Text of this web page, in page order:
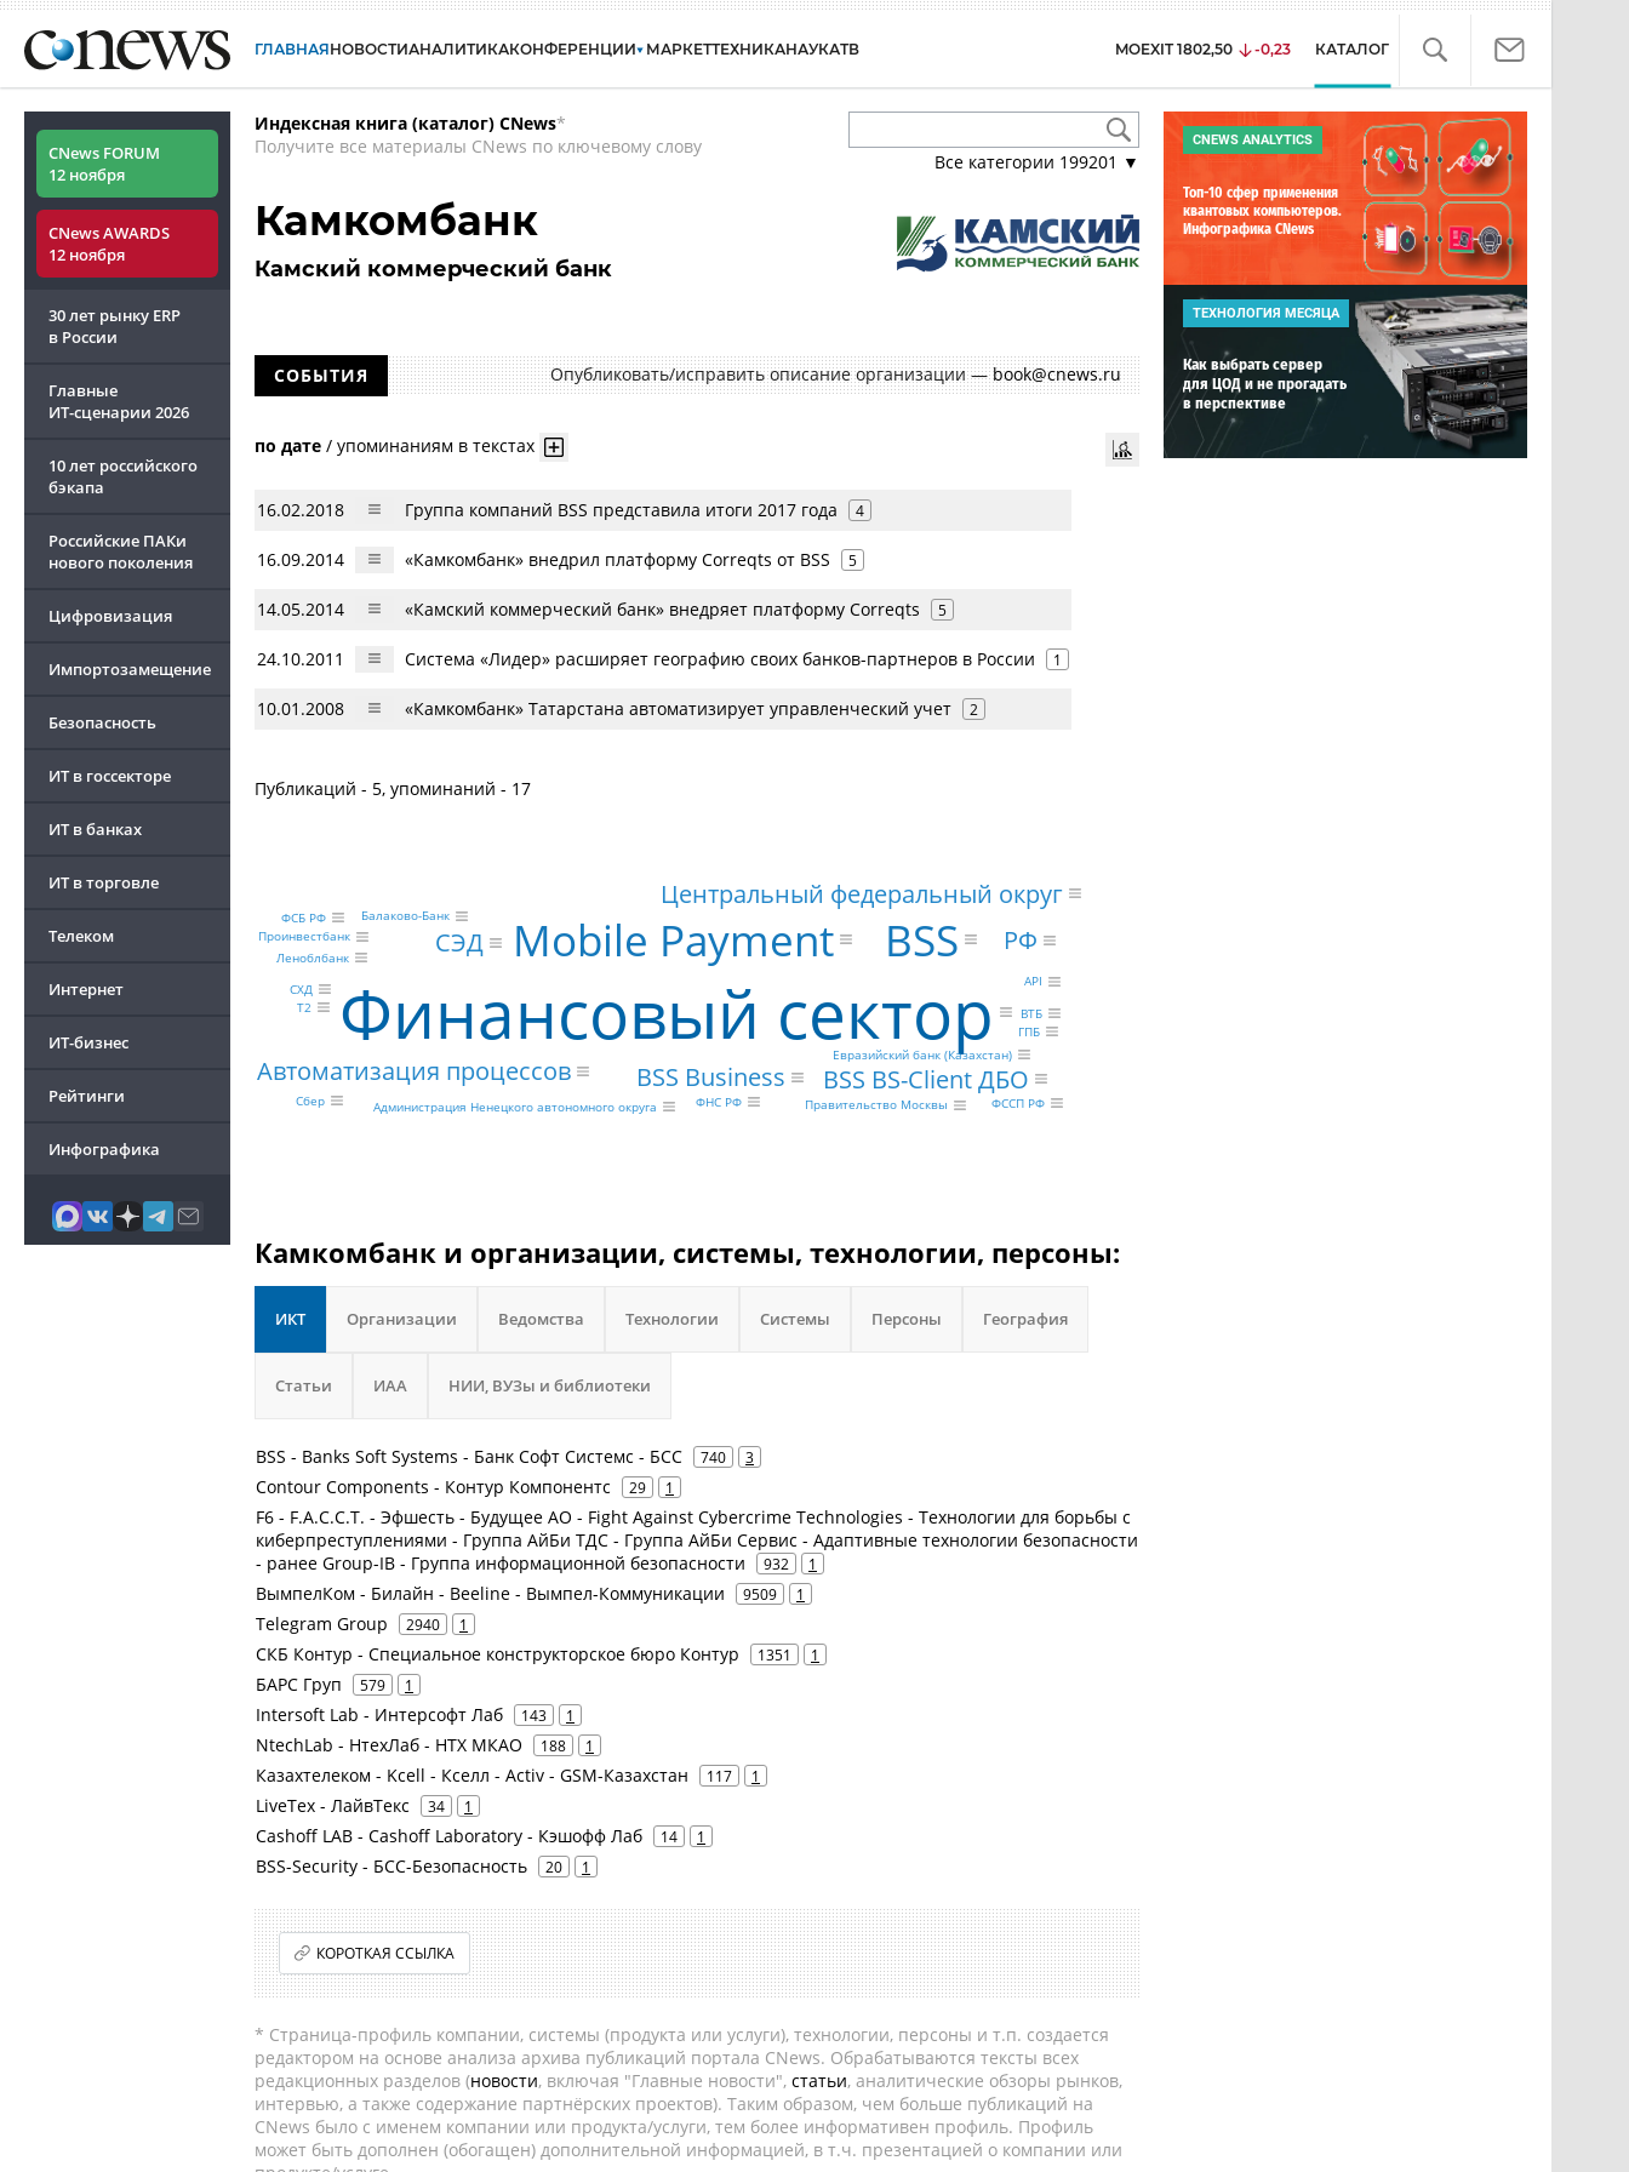
ГЛАВНАЯНОВОСТИАНАЛИТИКАКОНФЕРЕНЦИИ МАРКЕТТЕХНИКАНАУКАТВ MOEXIT 1802,50 -0,23 КАТАЛОГ
CNews FORUM
12 ноября
CNews AWARDS
12 ноября
30 лет рынку ERP
в России
Главные
ИТ-сценарии 2026
10 лет российского
бэкапа
Российские ПАКи
нового поколения
Цифровизация
Импортозамещение
Безопасность
ИТ в госсекторе
ИТ в банках
ИТ в торговле
Телеком
Интернет
ИТ-бизнес
Рейтинги
Инфографика
Индексная книга (каталог) CNews*
Получите все материалы CNews по ключевому слову
Все категории 199201 ▼
Камкомбанк
Камский коммерческий банк
СОБЫТИЯ Опубликовать/исправить описание организации —book@cnews.ru
по дате / упоминаниям в текстах
16.02.2018 Группа компаний BSS представила итоги 2017 года 4
16.09.2014 «Камкомбанк» внедрил платформу Correqts от BSS 5
14.05.2014 «Камский коммерческий банк» внедряет платформу Correqts 5
24.10.2011 Система «Лидер» расширяет географию своих банков-партнеров в России 1
10.01.2008 «Камкомбанк» Татарстана автоматизирует управленческий учет 2
Публикаций - 5, упоминаний - 17
Финансовый сектор
BSS
Mobile Payment
Автоматизация процессов
СЭД
BSS Business BSS BS-Client ДБО
РФ
Центральный федеральный округ
Евразийский банк (Казахстан)
Балаково-Банк
Леноблбанк
Проинвестбанк
Сбер
ВТБ
ГПБ
Администрация Ненецкого автономного округа
ФСБ РФ
ФНС РФ Правительство Москвы ФССП РФ
СХД
API
Т2
Камкомбанк и организации, системы, технологии, персоны:
ИКТ Организации Ведомства Технологии Системы Персоны География
Статьи ИАА НИИ, ВУЗы и библиотеки
BSS - Banks Soft Systems - Банк Софт Системс - БСС 740 3
Contour Components - Контур Компонентс 29 1
F6 - F.A.С.С.T. - Эфшесть - Будущее АО - Fight Against Cybercrime Technologies - Технологии для борьбы с
киберпреступлениями - Группа АйБи ТДС - Группа АйБи Сервис - Адаптивные технологии безопасности
- ранее Group-IB - Группа информационной безопасности
932 1
ВымпелКом - Билайн - Beeline - Вымпел-Коммуникации 9509 1
Telegram Group 2940 1
СКБ Контур - Специальное конструкторское бюро Контур 1351 1
БАРС Груп 579 1
Intersoft Lab - Интерсофт Лаб 143 1
NtechLab - НтехЛаб - НТХ МКАО 188 1
Казахтелеком - Kcell - Кселл - Activ - GSM-Казахстан 117 1
LiveTex - ЛайвТекс 34 1
Cashoff LAB - Cashoff Laboratory - Кэшофф Лаб 14 1
BSS-Security - БСС-Безопасность 20 1
КОРОТКАЯ ССЫЛКА
* Страница-профиль компании, системы (продукта или услуги), технологии, персоны и т.п. создается
редактором на основе анализа архива публикаций портала CNews. Обрабатываются тексты всех
редакционных разделов (новости, включая "Главные новости", статьи, аналитические обзоры рынков,
интервью, а также содержание партнёрских проектов). Таким образом, чем больше публикаций на
CNews было с именем компании или продукта/услуги, тем более информативен профиль. Профиль
может быть дополнен (обогащен) дополнительной информацией, в т.ч. презентацией о компании или
CNEWS ANALYTICS
Топ-10 сфер применения
квантовых компьютеров.
Инфографика CNews
ТЕХНОЛОГИЯ МЕСЯЦА
Как выбрать сервер
для ЦОД и не прогадать
в перспективе